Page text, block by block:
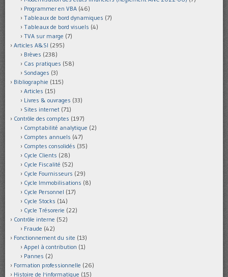
Programmer en VBA (46)
Tableaux de bord dynamiques (7)
Tableaux de bord visuels (4)
TVA sur marge (7)
Articles A&SI (295)
Brèves (238)
Cas pratiques (58)
Sondages (3)
Bibliographie (115)
Articles (15)
Livres & ouvrages (33)
Sites internet (71)
Contrôle des comptes (197)
Comptabilité analytique (2)
Comptes annuels (47)
Comptes consolidés (35)
Cycle Clients (28)
Cycle Fiscalité (52)
Cycle Fournisseurs (29)
Cycle Immobilisations (8)
Cycle Personnel (17)
Cycle Stocks (14)
Cycle Trésorerie (22)
Contrôle interne (52)
Fraude (42)
Fonctionnement du site (13)
Appel à contribution (1)
Pannes (2)
Formation professionnelle (26)
Histoire de l'informatique (15)